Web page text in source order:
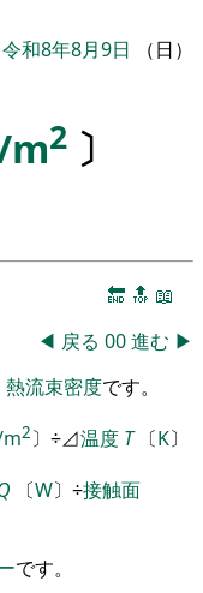
令和8年8月9日 （日）
m2 〕
🔚 🔝 📖
◀ 戻る 00進む ▶
熱流束密度です。
2〕 ÷⊿温度 T〔K〕
〔W〕 ÷接触面
です。